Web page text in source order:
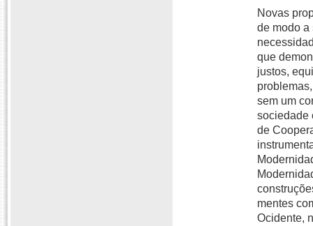
Novas
de modo a
que
justos,
sem um
sociedade
de
mentes
Ocidente,